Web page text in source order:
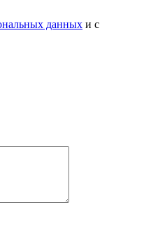
данных и с